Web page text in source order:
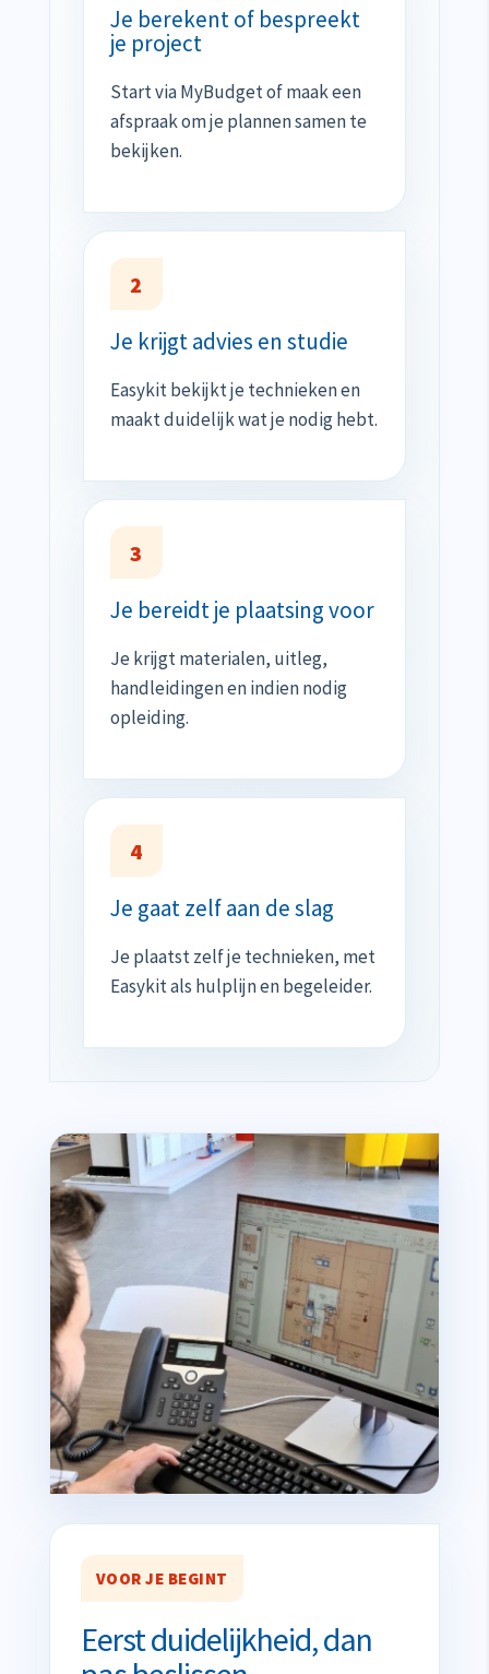
Je berekent of bespreekt
je project
Start via MyBudget of maak een
afspraak om je plannen samen te
bekijken.
2
Je krijgt advies en studie
Easykit bekijkt je technieken en
maakt duidelijk wat je nodig hebt.
3
Je bereidt je plaatsing voor
Je krijgt materialen, uitleg,
handleidingen en indien nodig
opleiding.
4
Je gaat zelf aan de slag
Je plaatst zelf je technieken, met
Easykit als hulplijn en begeleider.
VOOR JE BEGINT
Eerst duidelijkheid, dan